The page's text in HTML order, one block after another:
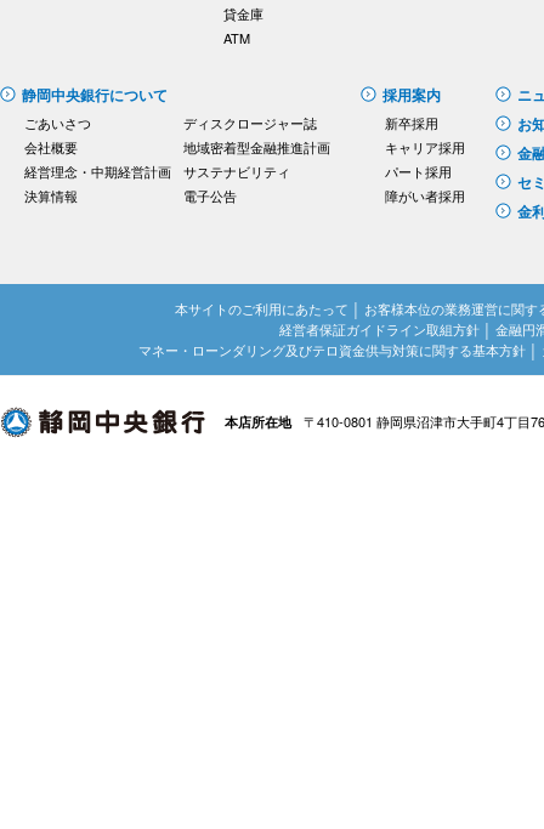
貸金庫
ATM
静岡中央銀行について
ごあいさつ
会社概要
経営理念・中期経営計画
決算情報
ディスクロージャー誌
地域密着型金融推進計画
サステナビリティ
電子公告
採用案内
新卒採用
キャリア採用
パート採用
障がい者採用
ニ
お
金
セ
金
本サイトのご利用にあたって │ お客様本位の業務運営に関す
経営者保証ガイドライン取組方針│ 金融円
マネー・ローンダリング及びテロ資金供与対策に関する基本方針 │
本店所在地 〒410-0801 静岡県沼津市大手町4丁目